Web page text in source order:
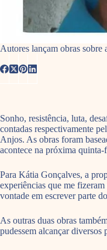
Autores lançam obras
Sonho, resistência, luta,
contadas respectivamente
Anjos. As obras foram
acontece na próxima
Para Kátia Gonçalves, a
experiências que me
vontade em escrever parte
As outras duas obras
pudessem alcançar